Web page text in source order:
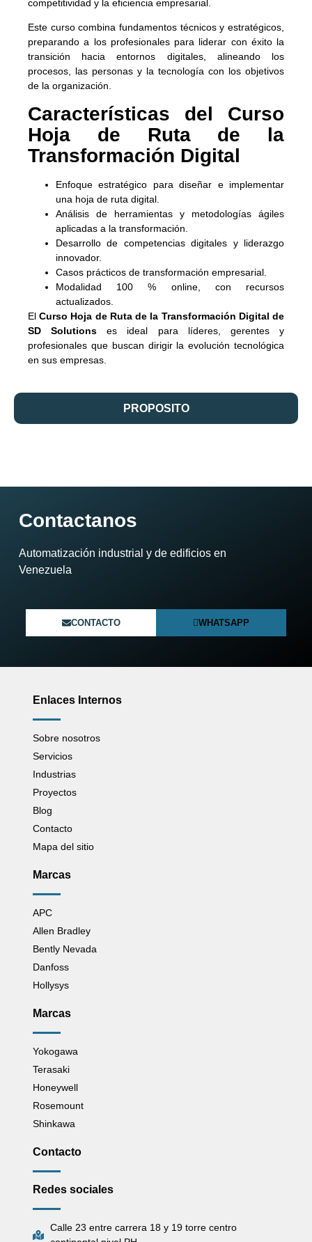
PROPOSITO
competitividad y la eficiencia empresarial.
Este curso combina fundamentos técnicos y estratégicos,
preparando a los profesionales para liderar con éxito la
transición hacia entornos digitales, alineando los
procesos, las personas y la tecnología con los objetivos
de la organización.
Características del Curso
Hoja de Ruta de la
Transformación Digital
Enfoque estratégico para diseñar e implementar
una hoja de ruta digital.
Análisis de herramientas y metodologías ágiles
aplicadas a la transformación.
Desarrollo de competencias digitales y liderazgo
innovador.
Casos prácticos de transformación empresarial.
Modalidad 100 % online, con recursos
actualizados.
ElCurso Hoja de Ruta de la Transformación Digital de
SD Solutions es ideal para líderes, gerentes y
profesionales que buscan dirigir la evolución tecnológica
en sus empresas.
Contactanos
Automatización industrial y de edificios en
Venezuela​
CONTACTO WHATSAPP
Enlaces Internos
Sobre nosotros
Servicios
Industrias
Proyectos
Blog
Contacto
Mapa del sitio
Marcas
APC
Allen Bradley
Bently Nevada
Danfoss
Hollysys
Marcas
Yokogawa
Terasaki
Honeywell
Rosemount
Shinkawa
Contacto
Redes sociales
Calle 23 entre carrera 18 y 19 torre centro